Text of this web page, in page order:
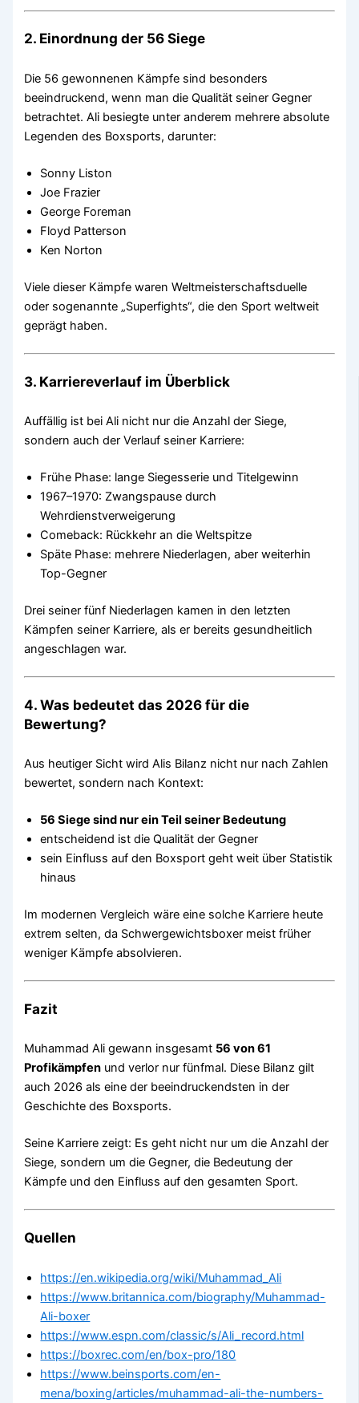
2. Einordnung der 56 Siege
Die 56 gewonnenen Kämpfe sind besonders
beeindruckend, wenn man die Qualität seiner Gegner
betrachtet. Ali besiegte unter anderem mehrere absolute
Legenden des Boxsports, darunter:
Sonny Liston
Joe Frazier
George Foreman
Floyd Patterson
Ken Norton
Viele dieser Kämpfe waren Weltmeisterschaftsduelle
oder sogenannte „Superfights“, die den Sport weltweit
geprägt haben.
3. Karriereverlauf im Überblick
Auffällig ist bei Ali nicht nur die Anzahl der Siege,
sondern auch der Verlauf seiner Karriere:
Frühe Phase: lange Siegesserie und Titelgewinn
1967–1970: Zwangspause durch
Wehrdienstverweigerung
Comeback: Rückkehr an die Weltspitze
Späte Phase: mehrere Niederlagen, aber weiterhin
Top-Gegner
Drei seiner fünf Niederlagen kamen in den letzten
Kämpfen seiner Karriere, als er bereits gesundheitlich
angeschlagen war.
4. Was bedeutet das 2026 für die
Bewertung?
Aus heutiger Sicht wird Alis Bilanz nicht nur nach Zahlen
bewertet, sondern nach Kontext:
56 Siege sind nur ein Teil seiner Bedeutung
entscheidend ist die Qualität der Gegner
sein Einfluss auf den Boxsport geht weit über Statistik
hinaus
Im modernen Vergleich wäre eine solche Karriere heute
extrem selten, da Schwergewichtsboxer meist früher
weniger Kämpfe absolvieren.
Fazit
Muhammad Ali gewann insgesamt 56 von 61
Profikämpfen und verlor nur fünfmal. Diese Bilanz gilt
auch 2026 als eine der beeindruckendsten in der
Geschichte des Boxsports.
Seine Karriere zeigt: Es geht nicht nur um die Anzahl der
Siege, sondern um die Gegner, die Bedeutung der
Kämpfe und den Einfluss auf den gesamten Sport.
Quellen
https://en.wikipedia.org/wiki/Muhammad_Ali
https://www.britannica.com/biography/Muhammad-
Ali-boxer
https://www.espn.com/classic/s/Ali_record.html
https://boxrec.com/en/box-pro/180
https://www.beinsports.com/en-
mena/boxing/articles/muhammad-ali-the-numbers-